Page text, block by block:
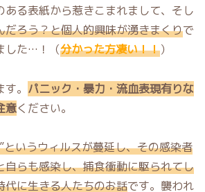
ある表紙から惹きこまれまして、そし
だろう？と個人的興味が湧きまくりで
した…！（分かった方凄い！！）
。 パニック・暴力・流血表現有りな
意ください。
というウィルスが蔓延し、その感染者
自らも感染し、捕食衝動に駆られてし
代に生きる人たちのお話です。襲われ